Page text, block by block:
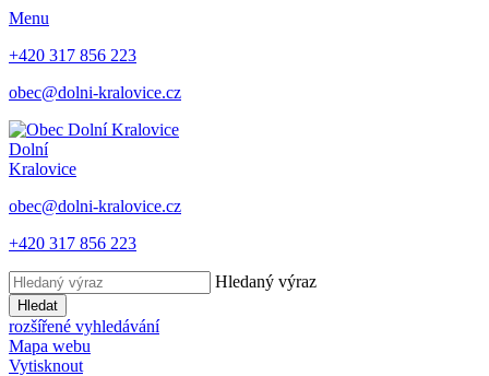
Menu
+420 317 856 223
obec@dolni-kralovice.cz
Dolní
Kralovice
obec@dolni-kralovice.cz
+420 317 856 223
Hledaný výraz
Hledat
rozšířené vyhledávání
Mapa webu
Vytisknout